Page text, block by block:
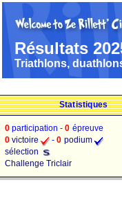
Résultats
Triathlons,
Statistiques
0 participation -0 épreuve
0 victoire -0 podium
sélection
Challenge Triclair